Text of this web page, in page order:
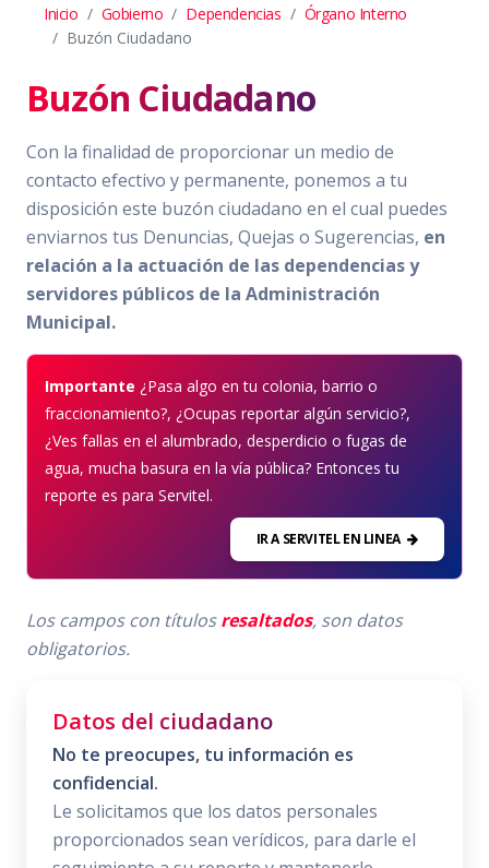
Inicio Gobierno Dependencias
Órgano Interno
Buzón Ciudadano
Buzón Ciudadano
Con la finalidad de proporcionar un medio de
contacto efectivo y permanente, ponemos a tu
disposición este buzón ciudadano en el cual puedes
enviarnos tus Denuncias, Quejas o Sugerencias, en
relación a la actuación de las dependencias y
servidores públicos de la Administración
Municipal.
Importante ¿Pasa algo en tu colonia, barrio o
fraccionamiento?, ¿Ocupas reportar algún servicio?,
¿Ves fallas en el alumbrado, desperdicio o fugas de
agua, mucha basura en la vía pública? Entonces tu
reporte es para Servitel.
IR A SERVITEL EN LINEA
Los campos con títulosresaltados, son datos
obligatorios.
Datos del ciudadano
No te preocupes, tu información es
confidencial.
Le solicitamos que los datos personales
proporcionados sean verídicos, para darle el